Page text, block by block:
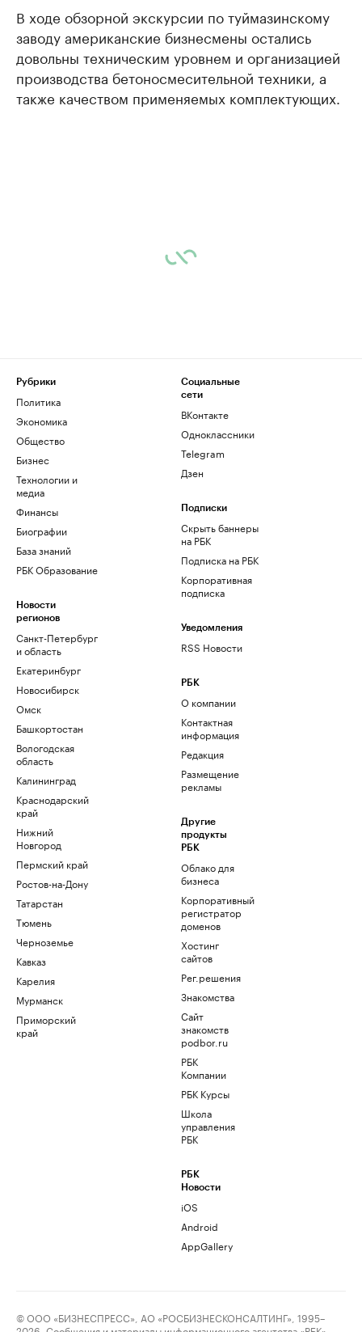
В ходе обзорной экскурсии по туймазинскому
заводу американские бизнесмены остались
довольны техническим уровнем и организацией
производства бетоносмесительной техники, а
также качеством применяемых комплектующих.
Рубрики
Политика
Экономика
Общество
Бизнес
Технологии и
медиа
Финансы
Биографии
База знаний
РБК Образование
Новости
регионов
Санкт-Петербург
и область
Екатеринбург
Новосибирск
Омск
Башкортостан
Вологодская
область
Калининград
Краснодарский
край
Нижний
Новгород
Пермский край
Ростов-на-Дону
Татарстан
Тюмень
Черноземье
Кавказ
Карелия
Мурманск
Приморский
край
Социальные
сети
ВКонтакте
Одноклассники
Telegram
Дзен
Подписки
Скрыть баннеры
на РБК
Подписка на РБК
Корпоративная
подписка
Уведомления
RSS Новости
РБК
О компании
Контактная
информация
Редакция
Размещение
рекламы
Другие
продукты
РБК
Облако для
бизнеса
Корпоративный
регистратор
доменов
Хостинг
сайтов
Рег.решения
Знакомства
Сайт
знакомств
podbor.ru
РБК
Компании
РБК Курсы
Школа
управления
РБК
РБК
Новости
iOS
Android
AppGallery
© ООО «БИЗНЕСПРЕСС», АО «РОСБИЗНЕСКОНСАЛТИНГ», 1995–